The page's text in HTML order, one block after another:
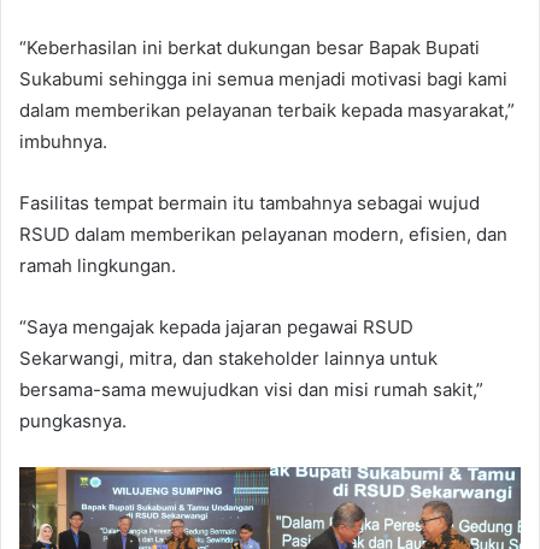
“Keberhasilan ini berkat dukungan besar Bapak Bupati
Sukabumi sehingga ini semua menjadi motivasi bagi kami
dalam memberikan pelayanan terbaik kepada masyarakat,”
imbuhnya.
Fasilitas tempat bermain itu tambahnya sebagai wujud
RSUD dalam memberikan pelayanan modern, efisien, dan
ramah lingkungan.
“Saya mengajak kepada jajaran pegawai RSUD
Sekarwangi, mitra, dan stakeholder lainnya untuk
bersama-sama mewujudkan visi dan misi rumah sakit,”
pungkasnya.